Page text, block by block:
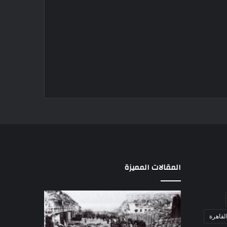
المقالات المميزة
مذبحة
اللد..
القصة
اللواء
دكتور
راضي